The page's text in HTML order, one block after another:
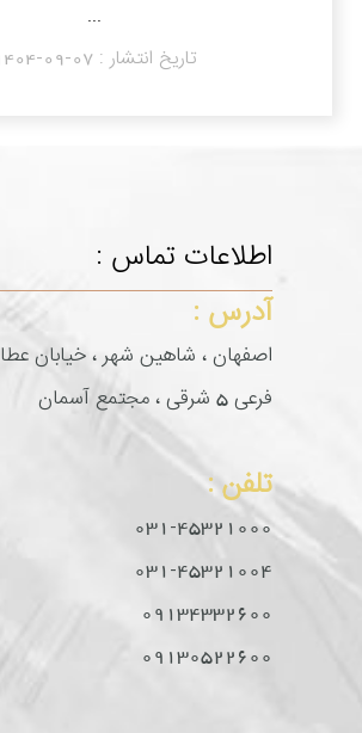
...
تاریخ انتشار :09-07
اطلاعات تماس :
آدرس :
اصفهان ، شاهین شهر ، خیابان
فرعی 5 شرقی ، مجتمع آسمان
تلفن :
031-45321000
031-45321004
09134332600
09130522600